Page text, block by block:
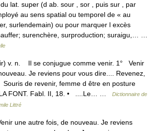
lat. super (d ab. sour , sor , puis sur , par
au sens spatial ou temporel de « au
surlendemain) ou pour marquer l excès
surenchère, surproduction; suraigu,… …
v. n. Il se conjugue comme venir. 1° Venir
Je reviens pour vous dire.... Revenez,
de revenir, femme d être en posture
FONT. Fabl. II, 18. • ....Le… …
Dictionnaire de
Littré
une autre fois, de nouveau. Je reviens